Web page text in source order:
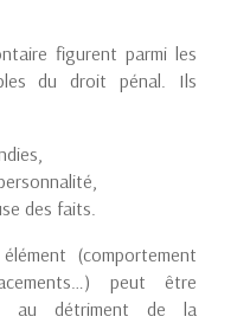
figurent parmi les
du droit pénal. Ils
des faits.
(comportement
peut être
au détriment de la